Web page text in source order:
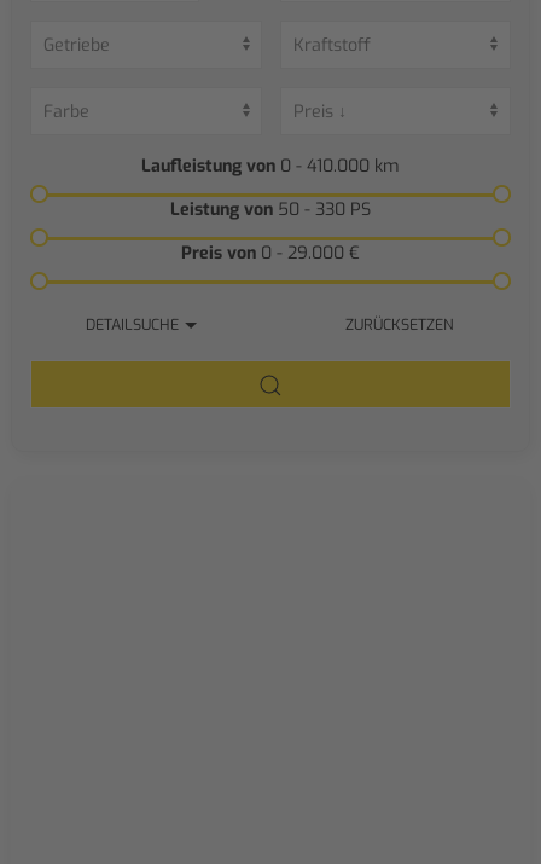
Laufleistung von 0 - 410.000 km
Leistung von 50 - 330 PS
Preis von 0 - 29.000 €
DETAILSUCHE ZURÜCKSETZEN